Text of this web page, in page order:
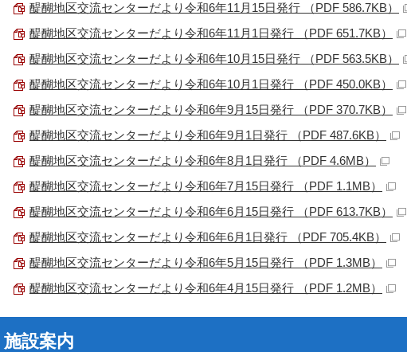
醍醐地区交流センターだより令和6年11月15日発行 （PDF 586.7KB）
醍醐地区交流センターだより令和6年11月1日発行 （PDF 651.7KB）
醍醐地区交流センターだより令和6年10月15日発行 （PDF 563.5KB）
醍醐地区交流センターだより令和6年10月1日発行 （PDF 450.0KB）
醍醐地区交流センターだより令和6年9月15日発行 （PDF 370.7KB）
醍醐地区交流センターだより令和6年9月1日発行 （PDF 487.6KB）
醍醐地区交流センターだより令和6年8月1日発行 （PDF 4.6MB）
醍醐地区交流センターだより令和6年7月15日発行 （PDF 1.1MB）
醍醐地区交流センターだより令和6年6月15日発行 （PDF 613.7KB）
醍醐地区交流センターだより令和6年6月1日発行 （PDF 705.4KB）
醍醐地区交流センターだより令和6年5月15日発行 （PDF 1.3MB）
醍醐地区交流センターだより令和6年4月15日発行 （PDF 1.2MB）
施設案内